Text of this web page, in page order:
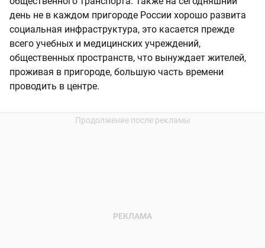
день не в каждом пригороде России хорошо развита
социальная инфраструктура, это касается прежде
всего учебных и медицинских учреждений,
общественных пространств, что вынуждает жителей,
проживая в пригороде, большую часть времени
проводить в центре.